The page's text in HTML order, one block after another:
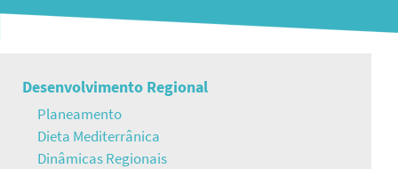
Navegação
principal
Desenvolvimento Regional
Planeamento
Dieta Mediterrânica
Dinâmicas Regionais